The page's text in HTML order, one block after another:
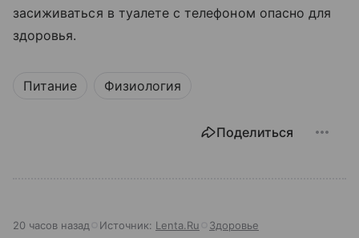
засиживаться в туалете с телефоном опасно для
здоровья.
Питание Физиология
Поделиться
20 часов назад Источник: Lenta.Ru Здоровье